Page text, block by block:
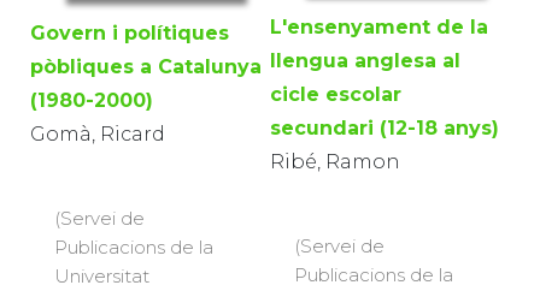
Govern i polítiques
pòbliques a Catalunya
(1980-2000)
Gomà, Ricard
(Servei de
Publicacions de la
Universitat
L'ensenyament de la
llengua anglesa al
cicle escolar
secundari (12-18 anys)
Ribé, Ramon
(Servei de
Publicacions de la